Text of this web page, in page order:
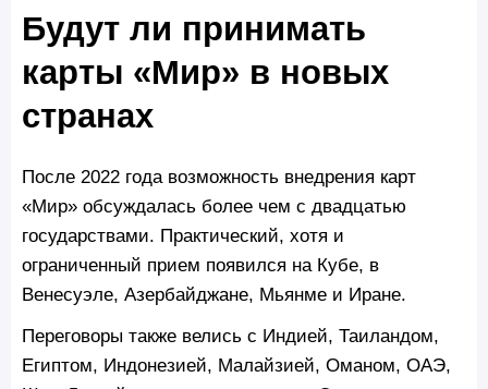
Будут ли принимать
карты «Мир» в новых
странах
После 2022 года возможность внедрения карт
«Мир» обсуждалась более чем с двадцатью
государствами. Практический, хотя и
ограниченный прием появился на Кубе, в
Венесуэле, Азербайджане, Мьянме и Иране.
Переговоры также велись с Индией, Таиландом,
Египтом, Индонезией, Малайзией, Оманом, ОАЭ,